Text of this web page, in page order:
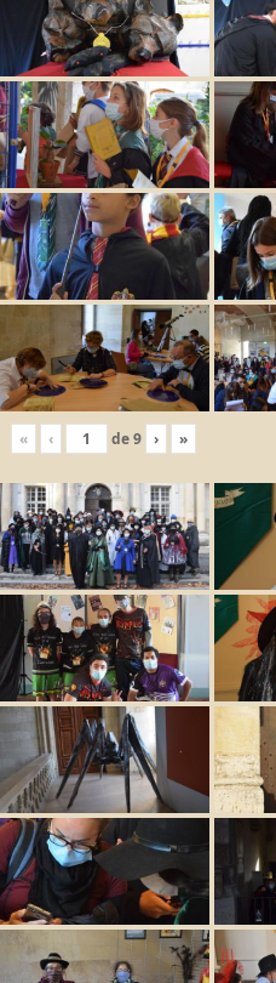
« ‹ de9 › »